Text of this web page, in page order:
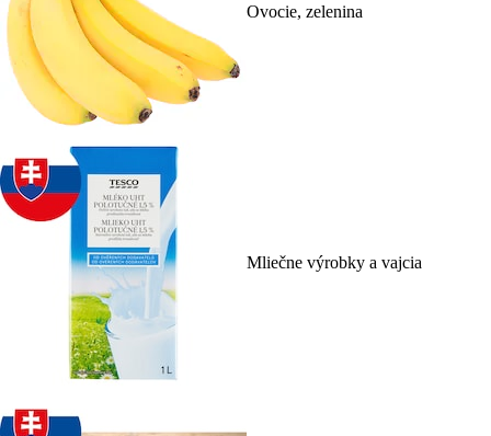
Ovocie, zelenina
Mliečne výrobky a vajcia